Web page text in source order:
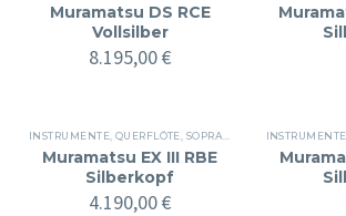
Muramatsu DS RCE
Vollsilber
8.195,00€
INSTRUMENTE, QUERFLÖTE SOPRAN
Muramatsu EX III RBE
Silberkopf
4.190,00€
INSTRUMENTE